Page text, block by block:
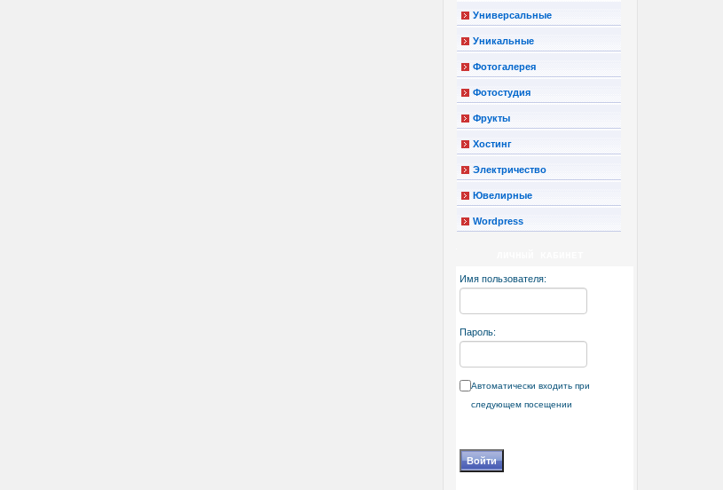
Универсальные
Уникальные
Фотогалерея
Фотостудия
Фрукты
Хостинг
Электричество
Ювелирные
Wordpress
Имя пользователя:
Пароль:
Автоматически входить при
следующем посещении